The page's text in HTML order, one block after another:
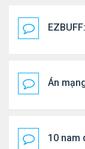
Án
10 nam